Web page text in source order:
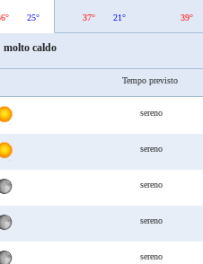
25° 37° 21° 39°
molto caldo
Tempo previsto
sereno
sereno
sereno
sereno
sereno